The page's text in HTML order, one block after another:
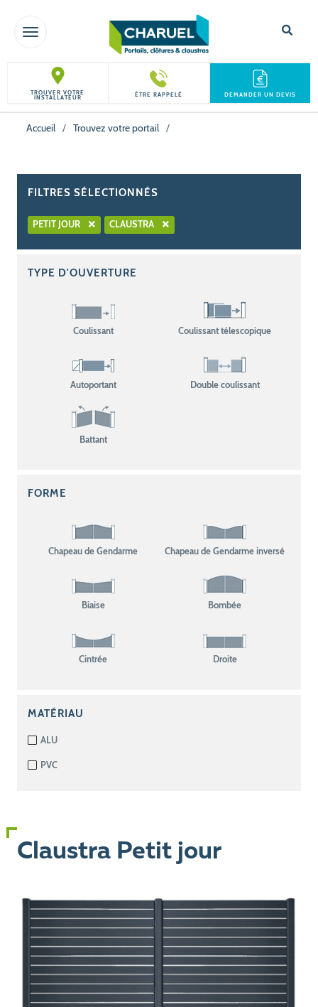
TOGGLE NAVIGATION
TROUVER VOTRE
INSTALLATEUR ÊTRE RAPPELÉ DEMANDER UN DEVIS
Accueil / Trouvez votre portail /
FILTRES SÉLECTIONNÉS
PETIT JOUR CLAUSTRA
TYPE D'OUVERTURE
Coulissant Coulissant télescopique
Autoportant Double coulissant
Battant
FORME
Chapeau de Gendarme Chapeau de Gendarme inversé
Biaise Bombée
Cintrée Droite
MATÉRIAU
ALU
PVC
Claustra Petit jour